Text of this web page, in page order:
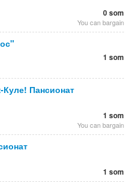
0 som
You can bargain
1 som
Пансионат
1 som
You can bargain
1 som